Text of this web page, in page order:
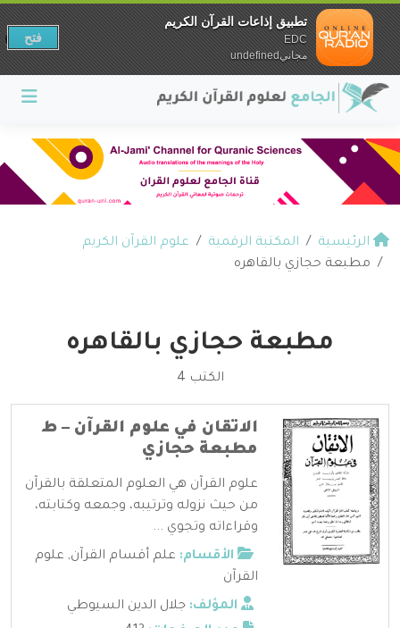
الرئيسية المكتبة الرقمية
علوم القرآن الكريم
مطبعة حجازي بالقاهره
مطبعة حجازي بالقاهره
الكتب 4
الاتقان في علوم القرآن – ط
مطبعة حجازي
علوم القرآن هي العلوم المتعلقة بالقرآن
من حيث نزوله وترتيبه، وجمعه وكتابته،
وقراءاته وتجوي ...
الأقسام: علم أقسام القرآن, علوم
القرآن
المؤلف: جلال الدين السيوطي
تطبيق إذاعات القرآن الكريم
EDC
مجانيundefined
فتح